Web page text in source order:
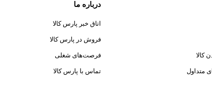
کالا
متداول
درباره ما
اتاق خبر پارس کالا
فروش در پارس کالا
فرصت‌های شغلی
تماس با پارس کالا